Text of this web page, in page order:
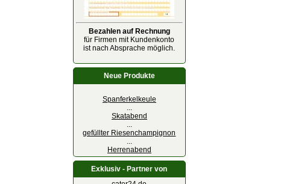
Bezahlen auf Rechnung
für Firmen mit Kundenkonto
ist nach Absprache möglich.
Neue Produkte
Spanferkelkeule
...
Skatabend
...
gefüllter Riesenchampignon
...
Herrenabend
Exklusiv - Partner von